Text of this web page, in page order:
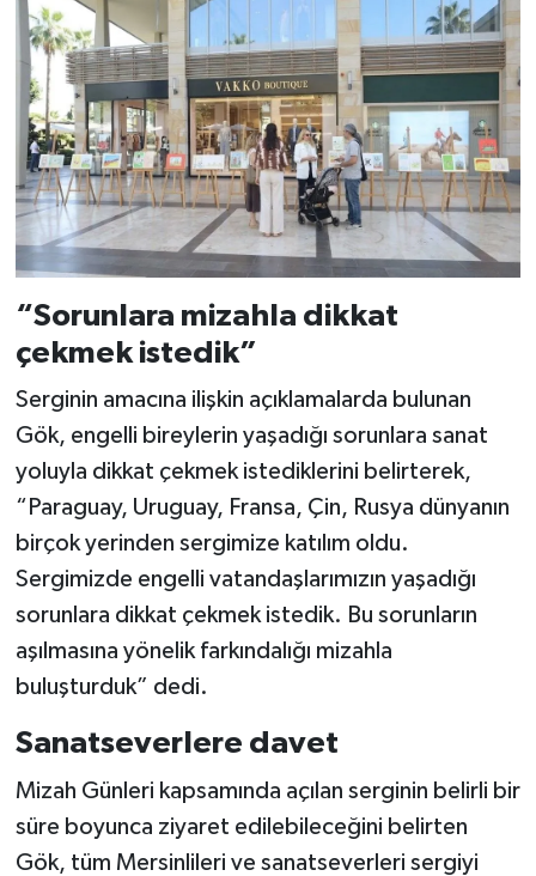
“Sorunlara mizahla dikkat
çekmek istedik”
Serginin amacına ilişkin açıklamalarda bulunan
Gök, engelli bireylerin yaşadığı sorunlara sanat
yoluyla dikkat çekmek istediklerini belirterek,
“Paraguay, Uruguay, Fransa, Çin, Rusya dünyanın
birçok yerinden sergimize katılım oldu.
Sergimizde engelli vatandaşlarımızın yaşadığı
sorunlara dikkat çekmek istedik. Bu sorunların
aşılmasına yönelik farkındalığı mizahla
buluşturduk” dedi.
Sanatseverlere davet
Mizah Günleri kapsamında açılan serginin belirli bir
süre boyunca ziyaret edilebileceğini belirten
Gök, tüm Mersinlileri ve sanatseverleri sergiyi